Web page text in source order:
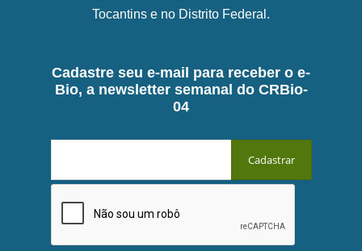
Tocantins e no Distrito Federal.
Cadastre seu e-mail para receber o e-
Bio, a newsletter semanal do CRBio-
04